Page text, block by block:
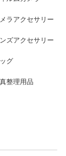
ラアクセサリー
ズアクセサリー
グ
整理用品